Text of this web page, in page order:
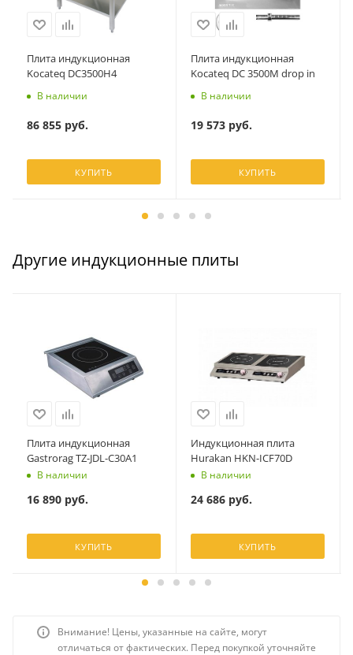
Плита индукционная
Kocateq DC3500H4
В наличии
86 855руб.
КУПИТЬ
Плита индукционная
Kocateq DC 3500M drop in
В наличии
19 573руб.
КУПИТЬ
Другие индукционные плиты
Плита индукционная
Gastrorag TZ-JDL-C30A1
В наличии
16 890руб.
КУПИТЬ
Индукционная плита
Hurakan HKN-ICF70D
В наличии
24 686руб.
КУПИТЬ
Внимание! Цены, указанные на сайте, могут
отличаться от фактических. Перед покупкой уточняйте